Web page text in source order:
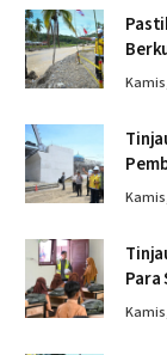
dan
Para